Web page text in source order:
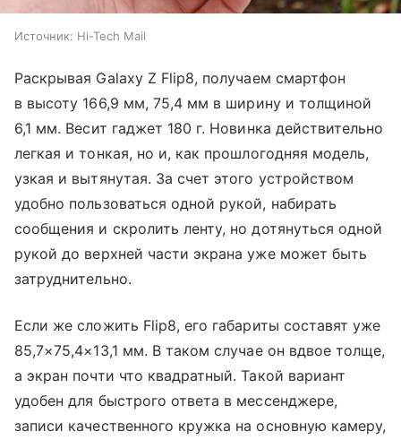
Источник: Hi-Tech Mail
Раскрывая Galaxy Z Flip8, получаем смартфон
в высоту 166,9 мм, 75,4 мм в ширину и толщиной
6,1 мм. Весит гаджет 180 г. Новинка действительно
легкая и тонкая, но и, как прошлогодняя модель,
узкая и вытянутая. За счет этого устройством
удобно пользоваться одной рукой, набирать
сообщения и скролить ленту, но дотянуться одной
рукой до верхней части экрана уже может быть
затруднительно.
Если же сложить Flip8, его габариты составят уже
85,7×75,4×13,1 мм. В таком случае он вдвое толще,
а экран почти что квадратный. Такой вариант
удобен для быстрого ответа в мессенджере,
записи качественного кружка на основную камеру,